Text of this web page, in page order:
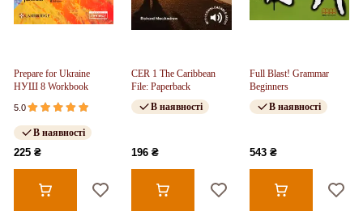
Prepare for Ukraine
НУШ 8 Workbook
5.0
В наявності
225 ₴
CER 1 The Caribbean
File: Paperback
В наявності
196 ₴
Full Blast! Grammar
Beginners
В наявності
543 ₴